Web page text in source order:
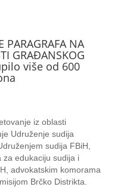
PARAGRAFA NA
GRAĐANSKOG
više od 600
iz oblasti
Udruženje sudija
sudija FBiH,
za edukaciju sudija i
advokatskim komorama
Brčko Distrikta.